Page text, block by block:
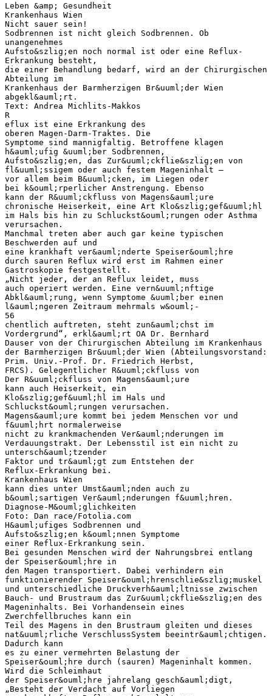
Leben &amp; Gesundheit
Krankenhaus Wien
Nicht sauer sein!
Sodbrennen ist nicht gleich Sodbrennen. Ob
unangenehmes
Aufsto&szlig;en noch normal ist oder eine Reflux-
Erkrankung besteht,
die einer Behandlung bedarf, wird an der Chirurgischen
Abteilung im
Krankenhaus der Barmherzigen Br&uuml;der Wien
abgekl&auml;rt.
Text: Andrea Michlits-Makkos
R
eflux ist eine Erkrankung des
oberen Magen-Darm-Traktes. Die
Symptome sind mannigfaltig. Betroffene klagen
h&auml;ufig &uuml;ber Sodbrennen,
Aufsto&szlig;en, das Zur&uuml;ckflie&szlig;en von
fl&uuml;ssigem oder auch festem Mageninhalt –
vor allem beim B&uuml;cken, im Liegen oder
bei k&ouml;rperlicher Anstrengung. Ebenso
kann der R&uuml;ckfluss von Magens&auml;ure
chronische Heiserkeit, eine Art Klo&szlig;gef&uuml;hl
im Hals bis hin zu Schluckst&ouml;rungen oder Asthma
verursachen.
Manchmal treten aber auch gar keine typischen
Beschwerden auf und
eine krankhaft ver&auml;nderte Speiser&ouml;hre
durch sauren Reflux wird erst im Rahmen einer
Gastroskopie festgestellt.
„Nicht jeder, der an Reflux leidet, muss
auch operiert werden. Eine vern&uuml;nftige
Abkl&auml;rung, wenn Symptome &uuml;ber einen
l&auml;ngeren Zeitraum mehrmals w&ouml;-
56
chentlich auftreten, steht zun&auml;chst im
Vordergrund“, erkl&auml;rt OA Dr. Bernhard
Dauser von der Chirurgischen Abteilung im Krankenhaus
der Barmherzigen Br&uuml;der Wien (Abteilungsvorstand:
Prim. Univ.-Prof. Dr. Friedrich Herbst,
FRCS). Gelegentlicher R&uuml;ckfluss von
Der R&uuml;ckfluss von Magens&auml;ure
kann auch Heiserkeit, ein
Klo&szlig;gef&uuml;hl im Hals und
Schluckst&ouml;rungen verursachen.
Magens&auml;ure kommt bei jedem Menschen vor und
f&uuml;hrt normalerweise
nicht zu krankmachenden Ver&auml;nderungen im
Verdauungstrakt. Der Lebensstil ist ein nicht zu
untersch&auml;tzender
Faktor und tr&auml;gt zum Entstehen der
Reflux-Erkrankung bei.
Krankenhaus Wien
kann dies unter Umst&auml;nden auch zu
b&ouml;sartigen Ver&auml;nderungen f&uuml;hren.
Diagnose-M&ouml;glichkeiten
Foto: Dan race/Fotolia.com
H&auml;ufiges Sodbrennen und
Aufsto&szlig;en k&ouml;nnen Symptome
einer Reflux-Erkrankung sein.
Bei gesunden Menschen wird der Nahrungsbrei entlang
der Speiser&ouml;hre in
den Magen transportiert. Dabei verhindern ein
funktionierender Speiser&ouml;hrenschlie&szlig;muskel
und unterschiedliche Druckverh&auml;ltnisse zwischen
Bauch- und Brustraum das Zur&uuml;ckflie&szlig;en des
Mageninhalts. Bei Vorhandensein eines
Zwerchfellbruches kann ein
Teil des Magens in den Brustraum gleiten und dieses
nat&uuml;rliche VerschlussSystem beeintr&auml;chtigen.
Dadurch kann
es zu einer vermehrten Belastung der
Speiser&ouml;hre durch (sauren) Mageninhalt kommen.
Wird die Schleimhaut
der Speiser&ouml;hre jahrelang gesch&auml;digt,
„Besteht der Verdacht auf Vorliegen